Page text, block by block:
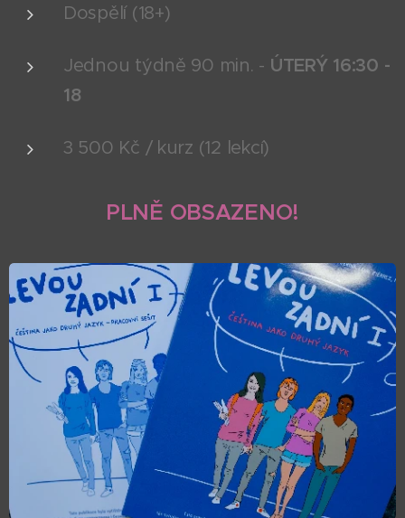
Dospělí (18+)
Jednou týdně 90 min. - ÚTERÝ 16:30 -
18
3 500 Kč / kurz (12 lekcí)
PLNĚ OBSAZENO!